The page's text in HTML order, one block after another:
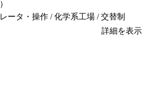
ータ・操作 / 化学系工場 / 交替制
詳細を表示